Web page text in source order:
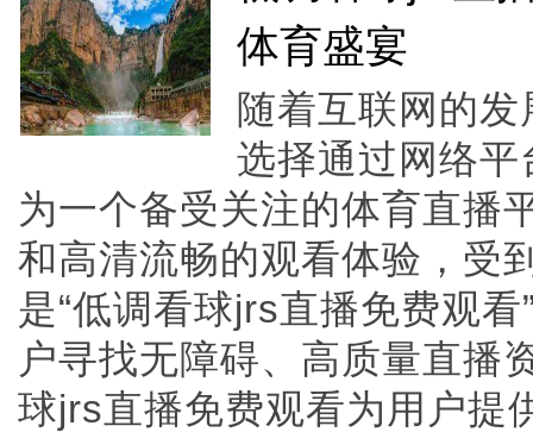
体育盛宴
随着互联网的
选择通过网络
为一个备受关注的体育直播
和高清流畅的观看体验，受
是“低调看球jrs直播免费观
户寻找无障碍、高质量直播
球jrs直播免费观看为用户提